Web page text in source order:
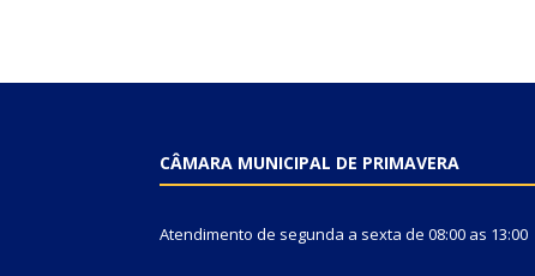
CÂMARA MUNICIPAL DE PRIMAVERA
Atendimento de segunda a sexta de 08:00 as 13:00